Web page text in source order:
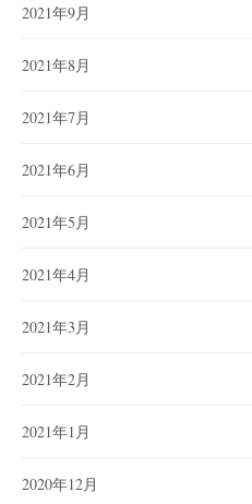
2021年9月
2021年8月
2021年7月
2021年6月
2021年5月
2021年4月
2021年3月
2021年2月
2021年1月
2020年12月